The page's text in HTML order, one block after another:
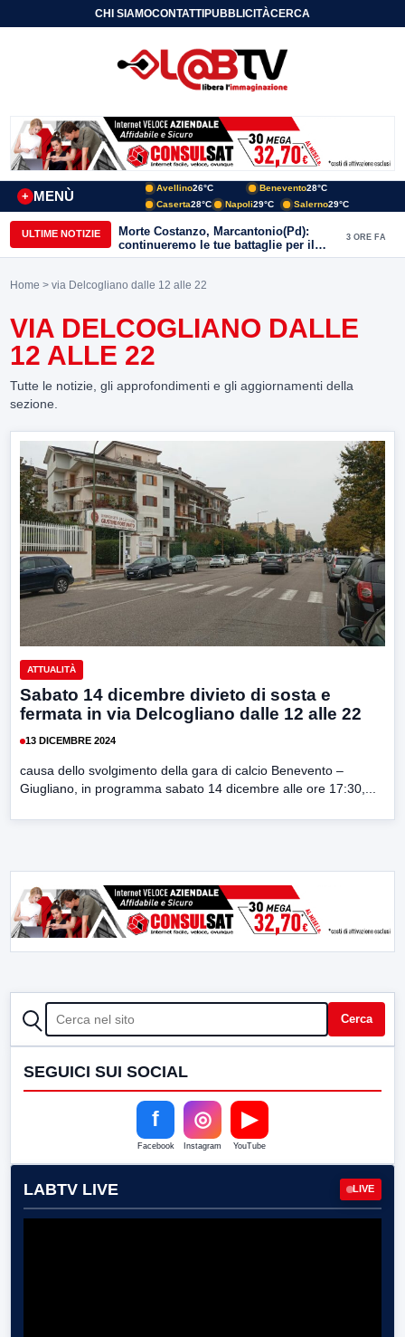
CHI SIAMOCONTATTIPUBBLICITÀCERCA
MENÙ
+
Avellino26°C Benevento28°C
Caserta28°C Napoli29°C Salerno29°C
ULTIME NOTIZIE
Morte Costanzo, Marcantonio(Pd):
continueremo le tue battaglie per il
Sannio
3 ORE FA
Home > via Delcogliano dalle 12 alle 22
VIA DELCOGLIANO DALLE
12 ALLE 22
Tutte le notizie, gli approfondimenti e gli aggiornamenti della
sezione.
ATTUALITÀ
Sabato 14 dicembre divieto di sosta e
fermata in via Delcogliano dalle 12 alle 22
13 DICEMBRE 2024
causa dello svolgimento della gara di calcio Benevento –
Giugliano, in programma sabato 14 dicembre alle ore 17:30,...
CERCA Cerca
SEGUICI SUI SOCIAL
f
Facebook
◎
Instagram
▶
YouTube
LABTV LIVE LIVE